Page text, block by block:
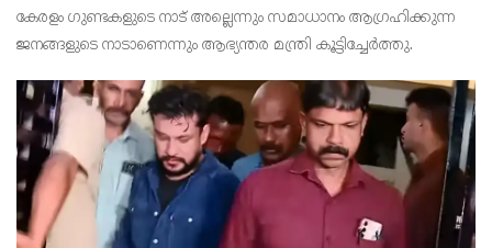
കേരളം ഗുണ്ടകളുടെ നാട് അല്ലെന്നും സമാധാനം ആഗ്രഹിക്കുന്ന
ജനങ്ങളുടെ നാടാണെന്നും ആഭ്യന്തര മന്ത്രി കൂട്ടിച്ചേര്‍ത്തു.